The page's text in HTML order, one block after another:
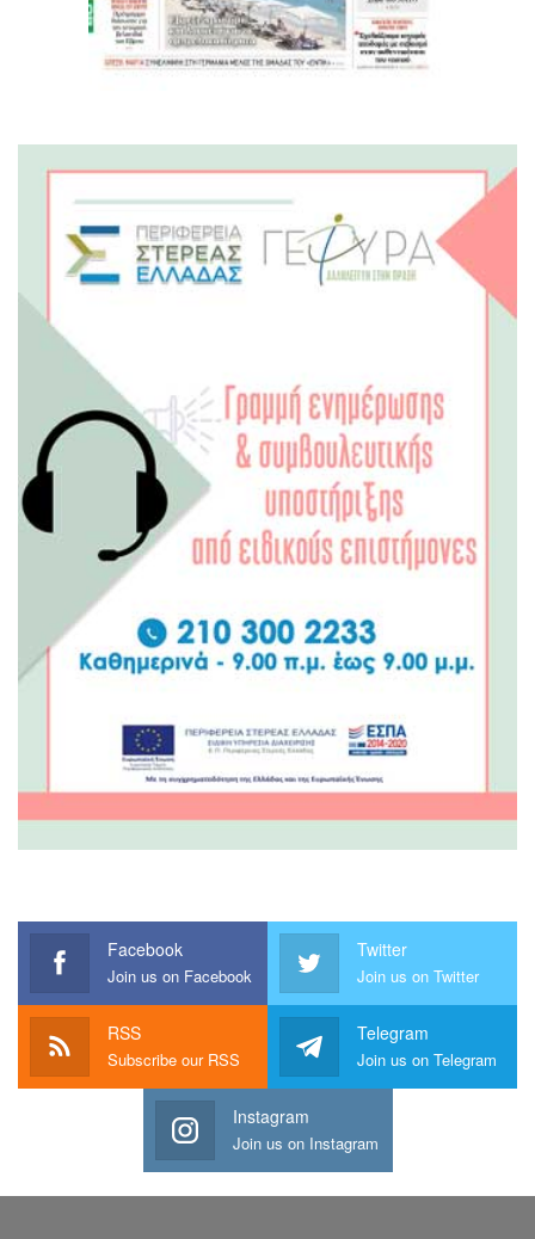
Facebook
Join us on Facebook
Twitter
Join us on Twitter
RSS
Subscribe our RSS
Telegram
Join us on Telegram
Instagram
Join us on Instagram